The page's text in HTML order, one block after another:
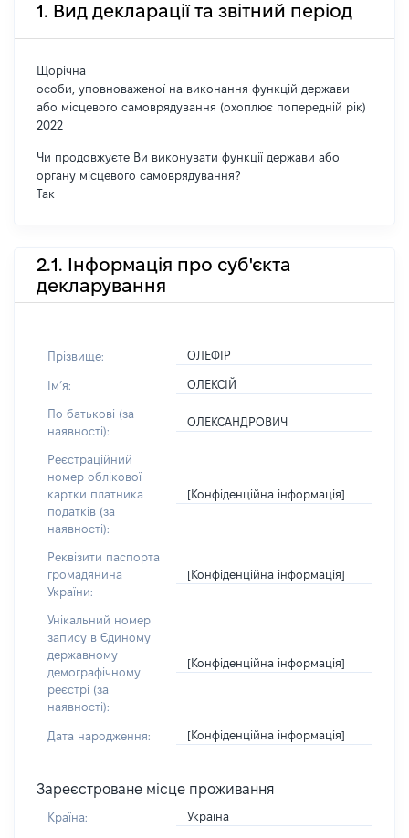
1. Вид декларації та звітний період
Щорічна
особи, уповноваженої на виконання функцій держави
або місцевого самоврядування (охоплює попередній рік)
2022
Чи продовжуєте Ви виконувати функції держави або
органу місцевого самоврядування?
Так
2.1. Інформація про суб'єкта
декларування
Прізвище: ОЛЕФІР
Імʼя: ОЛЕКСІЙ
По батькові (за
наявності):
ОЛЕКСАНДРОВИЧ
Реєстраційний
номер облікової
картки платника
податків (за
наявності):
[Конфіденційна інформація]
Реквізити паспорта
громадянина
України:
[Конфіденційна інформація]
Унікальний номер
запису в Єдиному
державному
демографічному
реєстрі (за
наявності):
[Конфіденційна інформація]
Дата народження: [Конфіденційна інформація]
Зареєстроване місце проживання
Країна: Україна